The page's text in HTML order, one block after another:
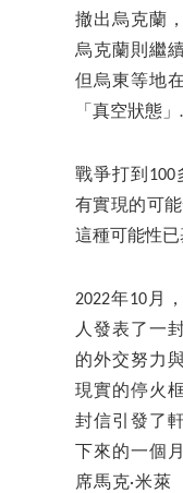
撤出烏克蘭
烏克蘭則繼
但烏東等地
「真空狀態
戰爭打到
有實現的可
這種可能性已
2022年10月
人發表了一
的外交努力
現實的停火
封信引發了
下來的一個
席馬克·米萊